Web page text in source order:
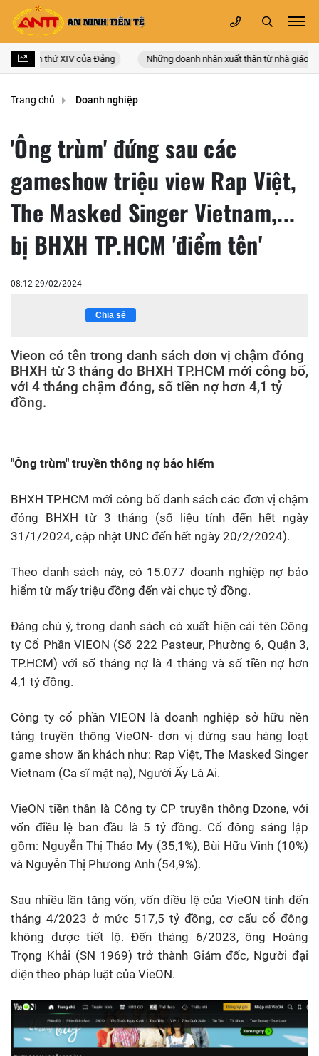
lần thứ XIV của Đảng Những doanh nhân xuất thân từ nhà giáo
Trang chủ Doanh nghiệp
'Ông trùm' đứng sau các
gameshow triệu view Rap Việt,
The Masked Singer Vietnam,...
bị BHXH TP.HCM 'điểm tên'
08:12 29/02/2024
Chia sẻ
Vieon có tên trong danh sách dơn vị chậm đóng
BHXH từ 3 tháng do BHXH TP.HCM mới công bố,
với 4 tháng chậm đóng, số tiền nợ hơn 4,1 tỷ
đồng.
"Ông trùm" truyền thông nợ bảo hiểm
BHXH TP.HCM mới công bố danh sách các đơn vị chậm
đóng BHXH từ 3 tháng (số liệu tính đến hết ngày
31/1/2024, cập nhật UNC đến hết ngày 20/2/2024).
Theo danh sách này, có 15.077 doanh nghiệp nợ bảo
hiểm từ mấy triệu đồng đến vài chục tỷ đồng.
Đáng chú ý, trong danh sách có xuất hiện cái tên Công
ty Cổ Phần VIEON (Số 222 Pasteur, Phường 6, Quận 3,
TP.HCM) với số tháng nợ là 4 tháng và số tiền nợ hơn
4,1 tỷ đồng.
Công ty cổ phần VIEON là doanh nghiệp sở hữu nền
tảng truyền thông VieON- đơn vị đứng sau hàng loạt
game show ăn khách như: Rap Việt, The Masked Singer
Vietnam (Ca sĩ mặt nạ), Người Ấy Là Ai.
VieON tiền thân là Công ty CP truyền thông Dzone, với
vốn điều lệ ban đầu là 5 tỷ đồng. Cổ đông sáng lập
gồm: Nguyễn Thị Thảo My (35,1%), Bùi Hữu Vinh (10%)
và Nguyễn Thị Phương Anh (54,9%).
Sau nhiều lần tăng vốn, vốn điều lệ của VieON tính đến
tháng 4/2023 ở mức 517,5 tỷ đồng, cơ cấu cổ đông
không được tiết lộ. Đến tháng 6/2023, ông Hoàng
Trọng Khải (SN 1969) trở thành Giám đốc, Người đại
diện theo pháp luật của VieON.